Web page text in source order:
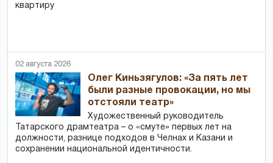
квартиру
02 августа 2026
Олег Киньзягулов: «За пять лет
были разные провокации, но мы
отстояли театр»
Художественный руководитель
Татарского драмтеатра – о «смуте» первых лет на
должности, разнице подходов в Челнах и Казани и
сохранении национальной идентичности.